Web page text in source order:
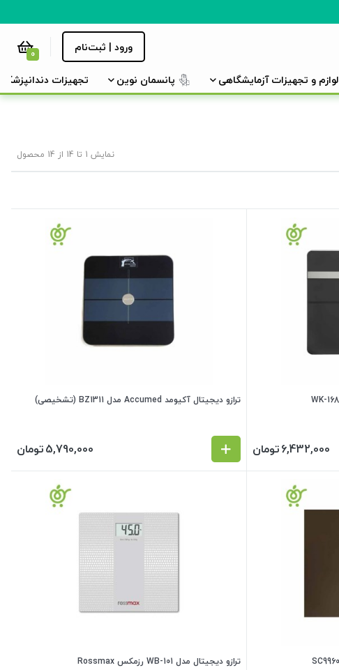
ورود | ثبت‌نام 0
لوازم و تجهیزات آزمایشگاهی پانسمان نوین تجهیزات دندانپزشکی
نمایش 1 تا 14 از 14 محصول
6,432,000تومان
ترازو دیجیتال آکیومد Accumed مدل BZ1311 (تشخیصی)
5,790,000تومان
ترازو دیجیتال مدل WB-101 رزمکس Rossmax